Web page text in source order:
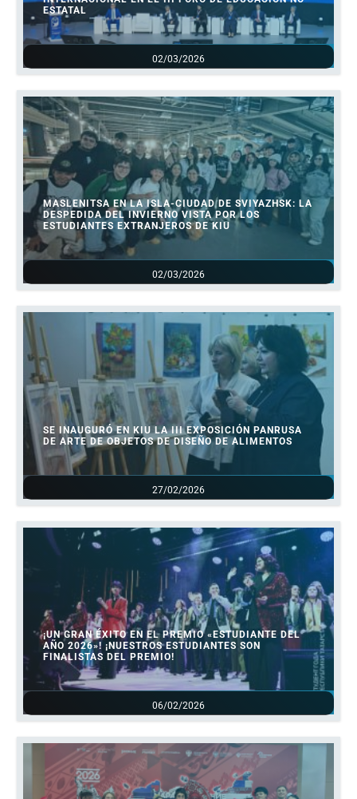
02/03/2026
ESTATAL
02/03/2026
MASLENITSA EN LA ISLA-CIUDAD DE SVIYAZHSK: LA
DESPEDIDA DEL INVIERNO VISTA POR LOS
ESTUDIANTES EXTRANJEROS DE KIU
27/02/2026
SE INAUGURÓ EN KIU LA III EXPOSICIÓN PANRUSA
DE ARTE DE OBJETOS DE DISEÑO DE ALIMENTOS
06/02/2026
¡UN GRAN ÉXITO EN EL PREMIO «ESTUDIANTE DEL
AÑO 2026»! ¡NUESTROS ESTUDIANTES SON
FINALISTAS DEL PREMIO!